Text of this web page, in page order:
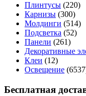
Плинтусы (220)
Карнизы (300)
Молдинги (514)
Подсветка (52)
Панели (261)
Декоративные
Клеи (12)
Освещение
Бесплатная